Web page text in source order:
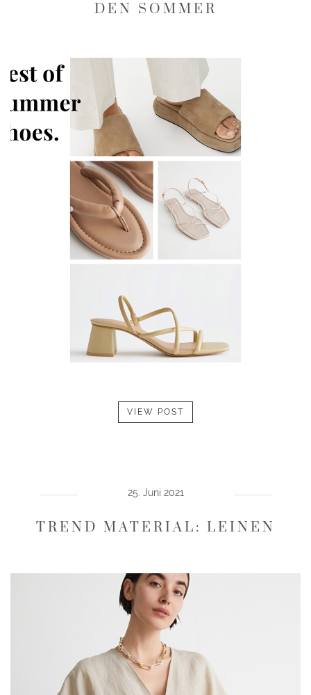
DEN SOMMER
VIEW POST
25. Juni 2021
TREND MATERIAL: LEINEN